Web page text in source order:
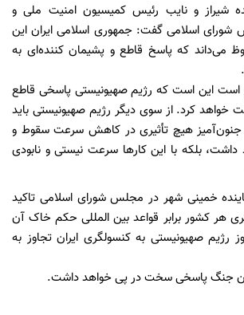
شیراز و نایب رئیس کمیسیون امنیت ملی و
اسلامی گفت: جمهوری اسلامی ایران این
می‌داند که پاسخ قاطع و پشیمان کننده‌ای به
است این است که رژیم صهیونیستی پاسخی قاطع
خواهد کرد. از سوی دیگر رژیم صهیونیستی باید
جنون‌آمیز هیچ تأثیری در کاهش سرعت سقوط و
داشت، بلکه با این کارها سرعت نیستی و نابودی
خمینی شهر در مجلس شورای اسلامی تاکید
هر کشور برابر قواعد بین المللی حکم خاک آن
رژیم صهیونیستی به کنسولگری ایران تجاوز به
جنگ پاسخی سخت در پی خواهد داشت.